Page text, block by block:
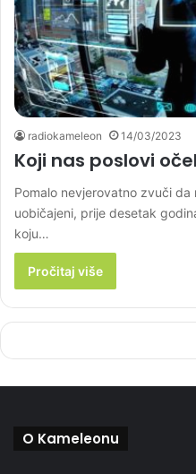
radiokameleon 14/03/2023
Koji nas poslovi
Pomalo nevjerovatno zvuči
uobičajeni, prije desetak
koju…
Pročitaj više
O Kameleonu